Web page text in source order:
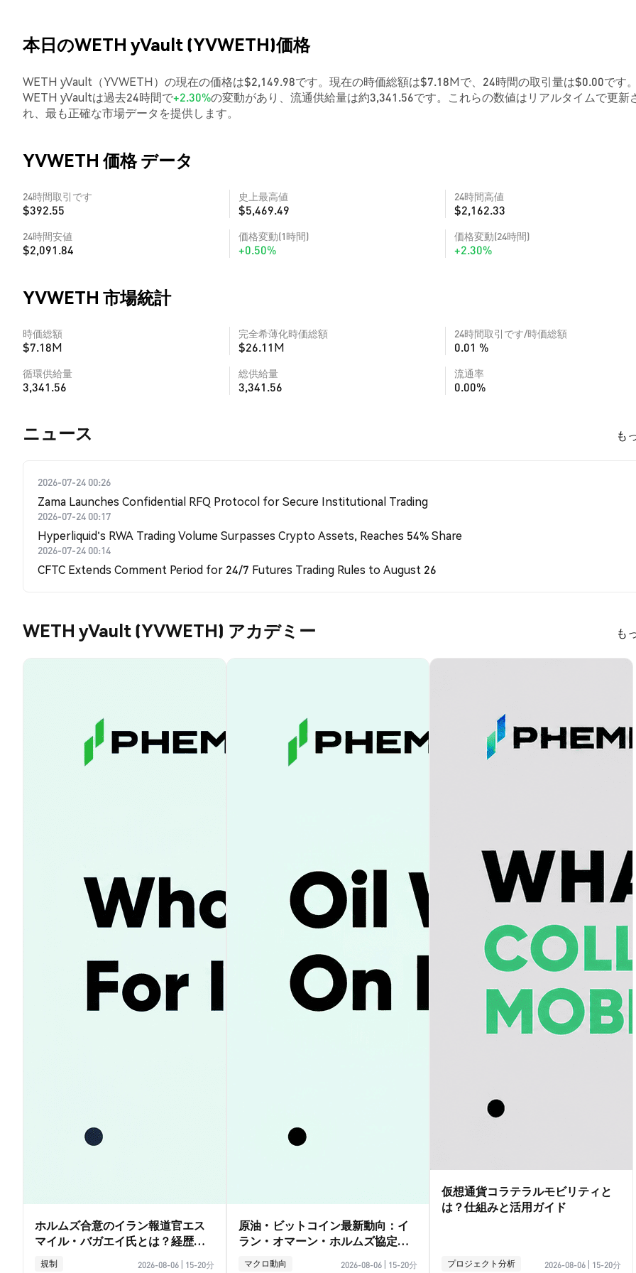
本日のWETH yVault (YVWETH)価格
WETH yVault（YVWETH）の現在の価格は$2,149.98です。現在の時価総額は$7.18Mで、24時間の取引量は$0.00です。
WETH yVaultは過去24時間で+2.30%の変動があり、流通供給量は約3,341.56です。これらの数値はリアルタイムで更新
れ、最も正確な市場データを提供します。
YVWETH 価格 データ
24時間取引です
$392.55
史上最高値
$5,469.49
24時間高値
$2,162.33
24時間安値
$2,091.84
価格変動(1時間)
+0.50%
価格変動(24時間)
+2.30%
YVWETH 市場統計
時価総額
$7.18M
完全希薄化時価総額
$26.11M
24時間取引です/時価総額
0.01 %
循環供給量
3,341.56
総供給量
3,341.56
流通率
0.00%
​​ニュース​​ も
2026-07-24 00:26
Zama Launches Confidential RFQ Protocol for Secure Institutional Trading
2026-07-24 00:17
Hyperliquid's RWA Trading Volume Surpasses Crypto Assets, Reaches 54% Share
2026-07-24 00:14
CFTC Extends Comment Period for 24/7 Futures Trading Rules to August 26
WETH yVault (YVWETH) アカデミー も
ホルムズ合意のイラン報道官エス
マイル・バガエイ氏とは？経歴ガ
イド
規制 2026-08-06 15-20分
原油・ビットコイン最新動向：イ
ラン・オマーン・ホルムズ協定の
影響徹底解説
マクロ動向 2026-08-06 15-20分
仮想通貨コラテラルモビリティと
は？仕組みと活用ガイド
プロジェクト分析 2026-08-06 15-20分